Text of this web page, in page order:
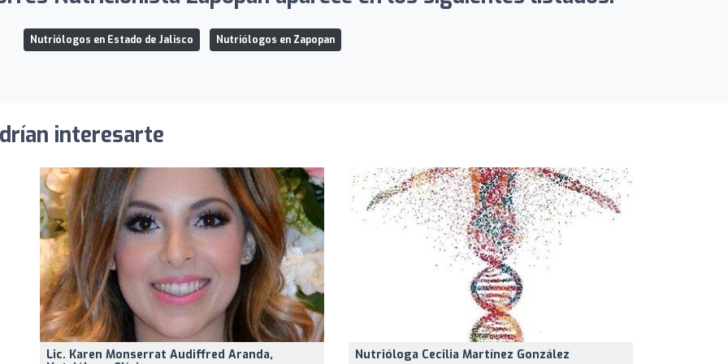
Nutriólogos en Estado de Jalisco Nutriólogos en Zapopan
interesarte
Lic. Karen Monserrat Audiffred Aranda,
Nutrióloga Cecilia Martínez González